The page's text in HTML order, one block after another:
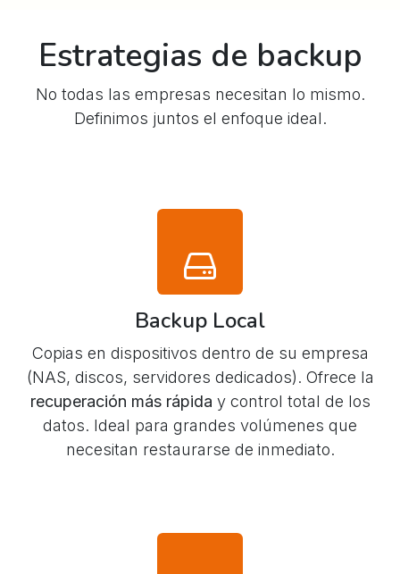
Estrategias de backup
No todas las empresas necesitan lo mismo.
Definimos juntos el enfoque ideal.
Backup Local
Copias en dispositivos dentro de su empresa
(NAS, discos, servidores dedicados). Ofrece la
recuperación más rápida y control total de los
datos. Ideal para grandes volúmenes que
necesitan restaurarse de inmediato.